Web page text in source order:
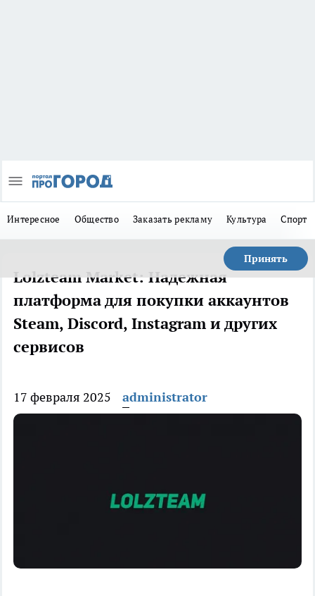
Интересное Общество Заказать рекламу Культура Спорт
Принять
Lolzteam Market: Надежная
платформа для покупки аккаунтов
Steam, Discord, Instagram и других
сервисов
17 февраля 2025 administrator